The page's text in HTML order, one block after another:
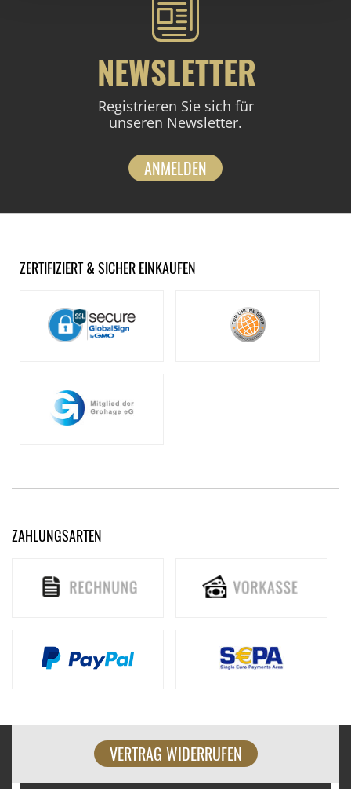
NEWSLETTER
Registrieren Sie sich für
unseren Newsletter.
ANMELDEN
ZERTIFIZIERT & SICHER EINKAUFEN
ZAHLUNGSARTEN
VERTRAG WIDERRUFEN